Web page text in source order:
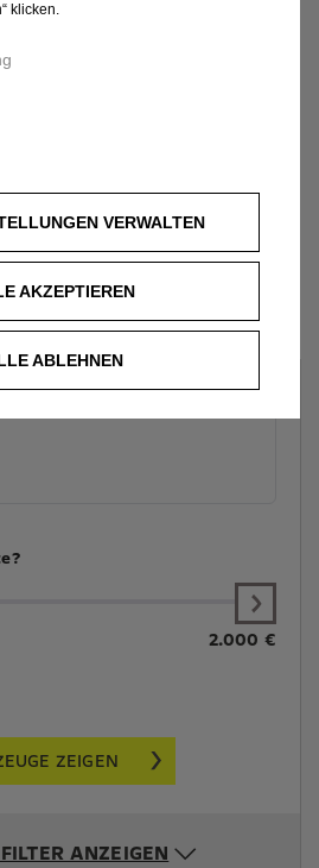
2.000 €
ZEIGEN
ANZEIGEN
klicken.
VERWALTEN
AKZEPTIEREN
ABLEHNEN